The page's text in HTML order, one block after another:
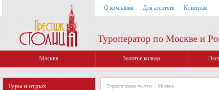
О компании Для агентств Клиентам
Туроператор по Москве и
Москва Золотое кольцо
Туры и отдых Туристические услуги / Москва